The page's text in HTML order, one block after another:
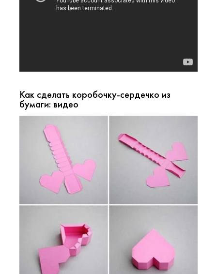
Как сделать коробочку-сердечко из
бумаги: видео